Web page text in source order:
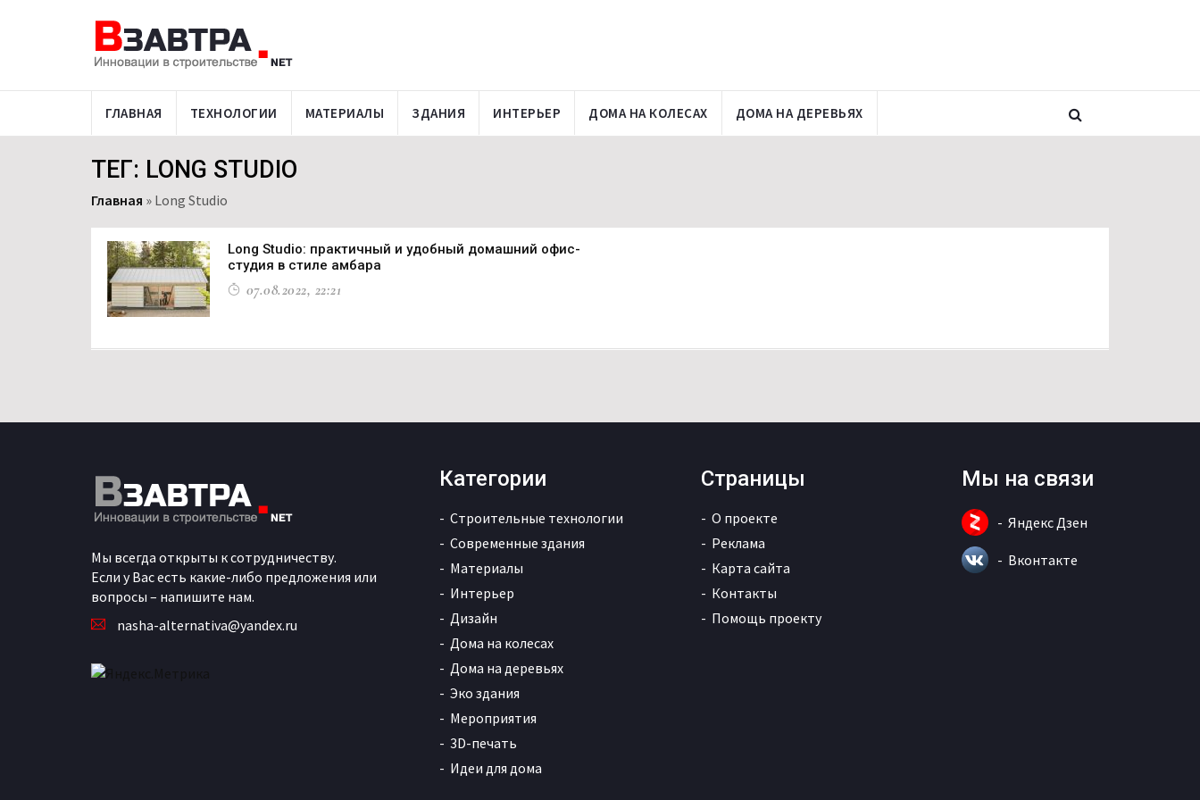
ГЛАВНАЯ ТЕХНОЛОГИИ МАТЕРИАЛЫ ЗДАНИЯ ИНТЕРЬЕР ДОМА НА КОЛЕСАХ ДОМА НА ДЕРЕВЬЯХ
ТЕГ: LONG STUDIO
Главная » Long Studio
Long Studio: практичный и удобный домашний офис-
студия в стиле амбара
07.08.2022, 22:21
Мы всегда открыты к сотрудничеству.
Если у Вас есть какие-либо предложения или
вопросы – напишите нам.
nasha-alternativa@yandex.ru
Категории
Строительные технологии
Современные здания
Материалы
Интерьер
Дизайн
Дома на колесах
Дома на деревьях
Эко здания
Мероприятия
3D-печать
Идеи для дома
Страницы
О проекте
Реклама
Карта сайта
Контакты
Помощь проекту
Мы на связи
Яндекс Дзен
Вконтакте